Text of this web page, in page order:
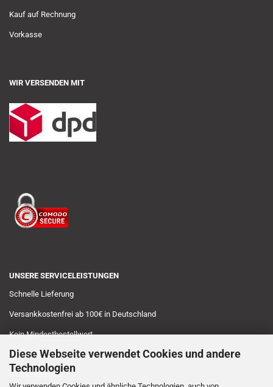
Diese Webseite verwendet Cookies und andere
Technologien
Kauf auf Rechnung
Vorkasse
WIR VERSENDEN MIT
UNSERE SERVICELEISTUNGEN
Schnelle Lieferung
Versankkostenfrei ab 100€ in Deutschland
Kein Mindestbestellwert
Sichere Zahlungsarten
Musterversand